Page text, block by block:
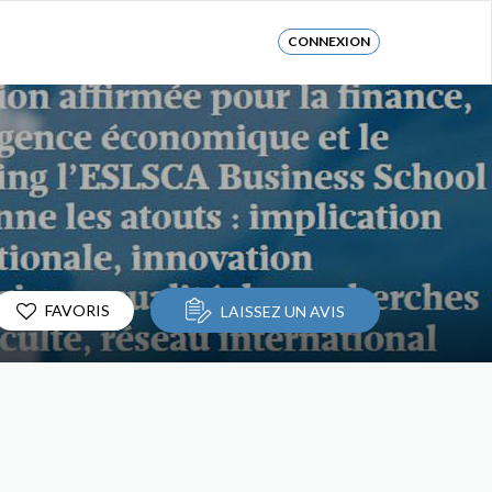
CONNEXION
FAVORIS LAISSEZ UN AVIS